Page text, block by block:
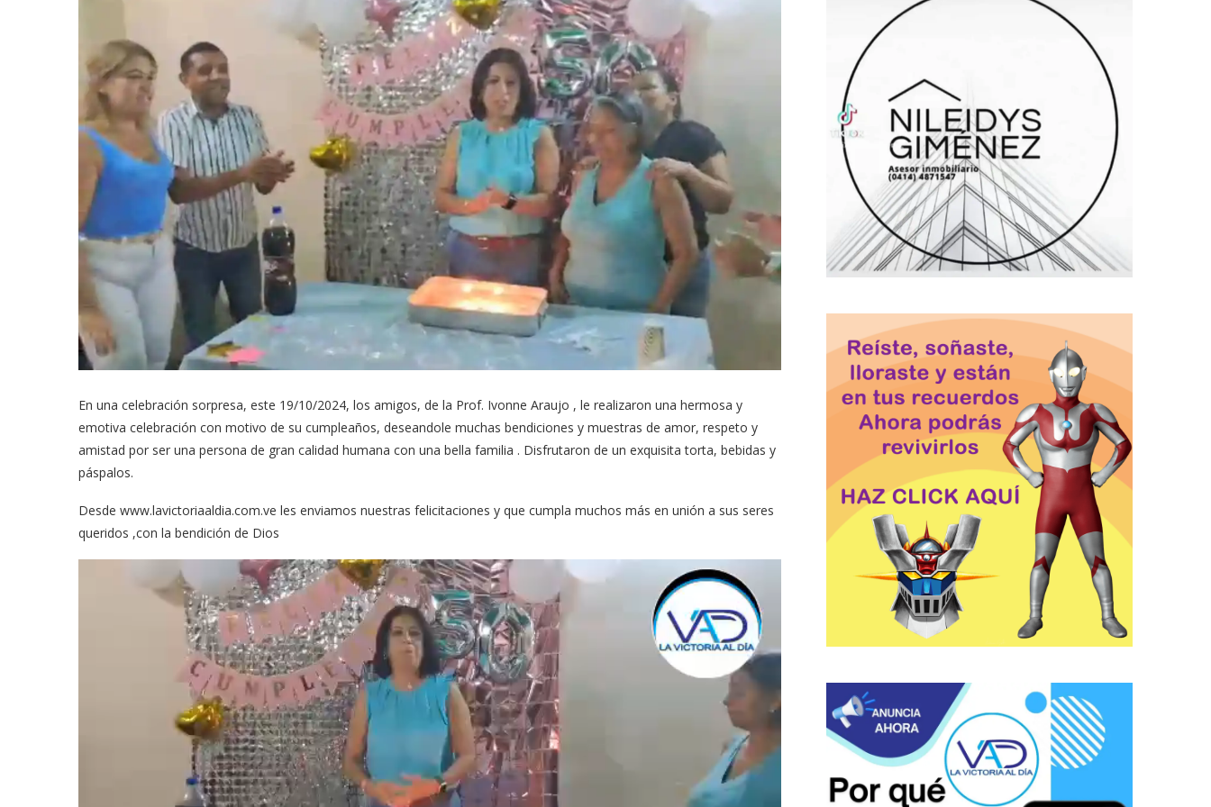
En una celebración sorpresa, este 19/10/2024, los amigos, de la Prof. Ivonne Araujo , le realizaron una hermosa y
emotiva celebración con motivo de su cumpleaños, deseandole muchas bendiciones y muestras de amor, respeto y
amistad por ser una persona de gran calidad humana con una bella familia . Disfrutaron de un exquisita torta, bebidas y
páspalos.
Desde www.lavictoriaaldia.com.ve les enviamos nuestras felicitaciones y que cumpla muchos más en unión a sus seres
queridos ,con la bendición de Dios